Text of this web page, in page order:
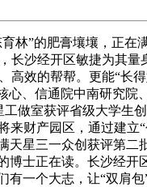
”的肥膏壤壤，正在
沙经开区敏捷为其
效的帮帮。更能“长
、信通院中南研究院
做室获评省级大学生
财产园区，通过建
星三一众创获评第二
士正在读。长沙经开
一个大志，让“双肩